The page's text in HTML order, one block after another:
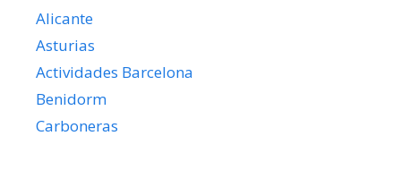
Alicante
Asturias
Actividades Barcelona
Benidorm
Carboneras